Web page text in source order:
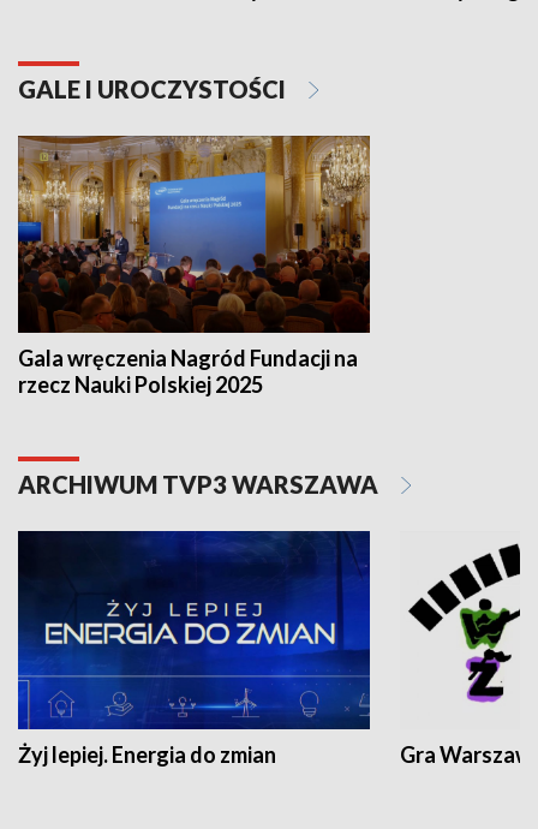
GALE I UROCZYSTOŚCI
Gala wręczenia Nagród Fundacji na
rzecz Nauki Polskiej 2025
ARCHIWUM TVP3 WARSZAWA
Żyj lepiej. Energia do zmian Gra